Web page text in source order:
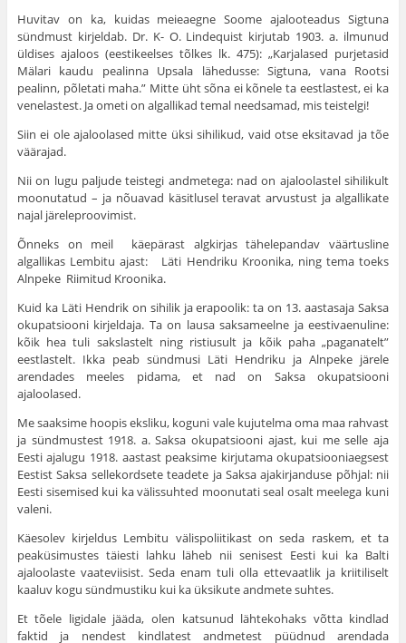
Huvitav on ka, kuidas meieaegne Soome ajalooteadus Sigtuna
sündmust kirjeldab. Dr. K- O. Lindequist kirjutab 1903. a. ilmunud
üldises ajaloos (eestikeelses tõlkes lk. 475): „Karjalased purjetasid
Mälari kaudu pealinna Upsala lähe­dusse: Sigtuna, vana Rootsi
pealinn, põletati maha.” Mitte üht sõna ei kõnele ta eestlastest, ei ka
venelastest. Ja ometi on algallikad temal needsamad, mis teistelgi!
Siin ei ole ajaloolased mitte üksi sihilikud, vaid otse eksitavad ja tõe
väärajad.
Nii on lugu paljude teistegi andmetega: nad on ajaloolastel sihilikult
moonutatud – ja nõuavad käsit­lusel teravat arvustust ja algallikate
najal järeleproovimist.
Õnneks on meil käepärast algkirjas tähelepandav väärtusline
algallikas Lembitu ajast: Läti Ηendriku Kroonika, ning tema toeks
Alnpeke Riimitud Kroonika.
Kuid ka Läti Hendrik on sihilik ja erapoolik: ta on 13. aastasaja Saksa
okupatsiooni kirjeldaja. Ta on lausa saksameelne ja eestivaenuline:
kõik hea tuli sakslastelt ning ristiusult ja kõik paha „paganatelt”
eestlastelt. Ikka peab sündmusi Läti Hendriku ja Alnpeke järele
arendades meeles pidama, et nad on Saksa okupatsiooni
ajaloolased.
Me saaksime hoopis eksliku, koguni vale kujutelma oma maa rahvast
ja sündmustest 1918. a. Saksa okupat­siooni ajast, kui me selle aja
Eesti ajalugu 1918. aastast peaksime kirjutama okupatsiooniaegsest
Eestist Saksa sellekordsete teadete ja Saksa ajakirjanduse põhjal: nii
Eesti sisemised kui ka välissuhted moonutati seal osalt meelega kuni
valeni.
Käesolev kirjeldus Lembitu välispoliitikast on seda raskem, et ta
peaküsimustes täiesti lahku läheb nii seni­sest Eesti kui ka Balti
ajaloolaste vaateviisist. Seda enam tuli olla ettevaatlik ja kriitiliselt
kaaluv kogu sündmustiku kui ka üksikute andmete suhtes.
Et tõele ligidale jääda, olen katsunud lähtekohaks võtta kindlad
faktid ja nendest kindlatest andmetest püüdnud arendada